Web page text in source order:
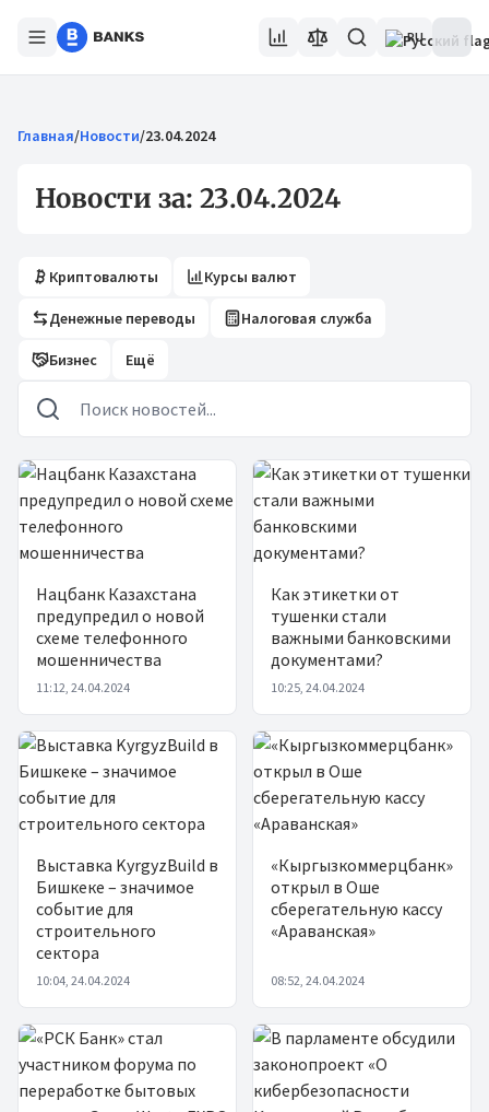
RU
Главная/Новости/23.04.2024
Новости за: 23.04.2024
Криптовалюты Курсы валют
Денежные переводы Налоговая служба
Бизнес Ещё
Новости
Нацбанк Казахстана
предупредил о новой
схеме телефонного
мошенничества
11:12, 24.04.2024
Как этикетки от
тушенки стали
важными банковскими
документами?
10:25, 24.04.2024
Выставка KyrgyzBuild в
Бишкеке – значимое
событие для
строительного
сектора
10:04, 24.04.2024
«Кыргызкоммерцбанк»
открыл в Оше
сберегательную кассу
«Араванская»
08:52, 24.04.2024